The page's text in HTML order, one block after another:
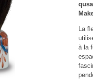
La
à la